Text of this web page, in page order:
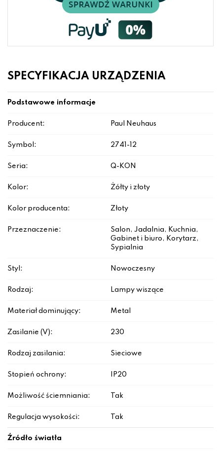
SPECYFIKACJA URZĄDZENIA
Podstawowe informacje
Producent: Paul Neuhaus
Symbol: 2741-12
Seria: Q-KON
Kolor: Żółty i złoty
Kolor producenta: Złoty
Przeznaczenie:
Salon, Jadalnia, Kuchnia,
Gabinet i biuro, Korytarz,
Sypialnia
Styl: Nowoczesny
Rodzaj: Lampy wiszące
Materiał dominujący: Metal
Zasilanie (V): 230
Rodzaj zasilania: Sieciowe
Stopień ochrony: IP20
Możliwość ściemniania: Tak
Regulacja wysokości: Tak
Źródło światła